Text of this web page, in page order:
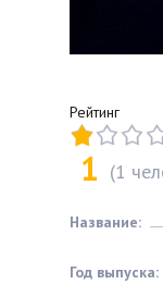
Рейтинг
1 (1
Название:
Год выпуска: